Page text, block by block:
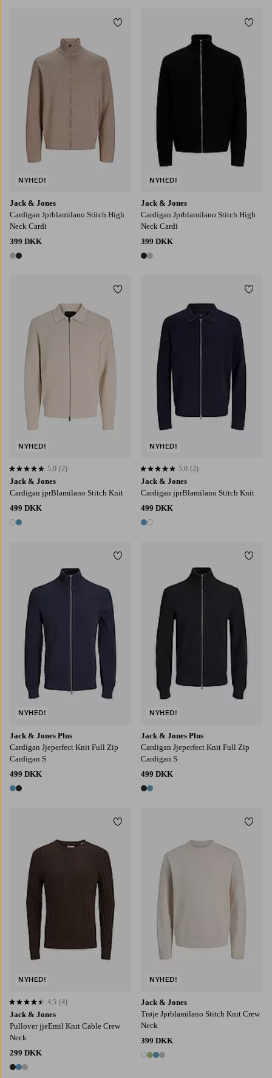
Jack & Jones
Cardigan Jprblamilano Stitch High
Neck Cardi
399 DKK
2 farver
NYHED!
Tilføj til favoritter
Jack & Jones
Cardigan Jprblamilano Stitch High
Neck Cardi
399 DKK
2 farver
NYHED!
Jack & Jones
Cardigan jprBlamilano Stitch Knit
499 DKK
2 farver
5,0 baseret på 2 bedømmelser
5,0 (2)
NYHED!
Tilføj til favoritter
2XL
Jack & Jones
Cardigan jprBlamilano Stitch Knit
499 DKK
2 farver
5,0 baseret på 2 bedømmelser
5,0 (2)
NYHED!
2XL
Jack & Jones Plus
Cardigan Jjeperfect Knit Full Zip
Cardigan S
499 DKK
2 farver
NYHED!
Tilføj til favoritter
5XL6XL
Jack & Jones Plus
Cardigan Jjeperfect Knit Full Zip
Cardigan S
499 DKK
2 farver
NYHED!
5XL6XL
Jack & Jones
Pullover jjeEmil Knit Cable Crew
Neck
299 DKK
3 farver
4,5 baseret på 4 bedømmelser
4,5 (4)
NYHED!
Tilføj til favoritter
2XL
Jack & Jones
Trøje Jprblamilano Stitch Knit Crew
Neck
399 DKK
4 farver
NYHED!
2XL